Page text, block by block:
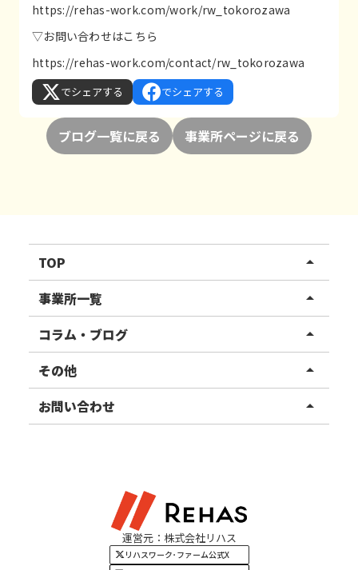
https://rehas-work.com/work/rw_tokorozawa
▽お問い合わせはこちら
https://rehas-work.com/contact/rw_tokorozawa
でシェアする でシェアする
ブログ一覧に戻る 事業所ページに戻る
TOP arrow_drop_up
リハスワーク
リハスファーム
事業所一覧 arrow_drop_up
関東エリア
東北エリア
甲信越エリア
四国・九州エリア
コラム・ブログ arrow_drop_up
事業所ブログ
ご利用者様の声
その他 arrow_drop_up
お知らせ
お問い合わせ arrow_drop_up
運営元：株式会社リハス
リハスワーク･ファーム公式X